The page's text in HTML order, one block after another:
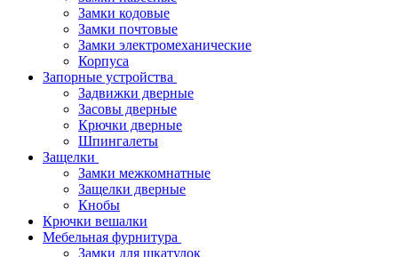
Замки кодовые
Замки почтовые
Замки электромеханические
Корпуса
Запорные устройства
Задвижки дверные
Засовы дверные
Крючки дверные
Шпингалеты
Защелки
Замки межкомнатные
Защелки дверные
Кнобы
Крючки вешалки
Мебельная фурнитура
Замки для шкатулок